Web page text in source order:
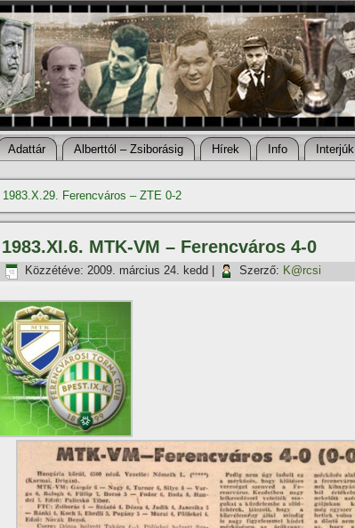
Adattár Alberttól – Zsiborásig Hí­rek Info Interjúk
1983.X.29. Ferencváros – ZTE 0-2
1983.XI.6. MTK-VM – Ferencváros 4-0
Közzétéve: 2009. március 24. kedd Szerző: K@rcsi